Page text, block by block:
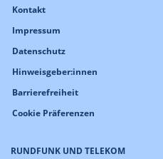
RUNDFUNK UND TELEKOM
Kontakt
Impressum
Datenschutz
Hinweisgeber:innen
Barrierefreiheit
Cookie Präferenzen